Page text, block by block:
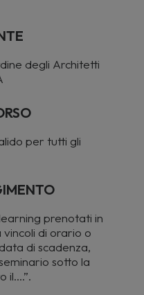
degli Architetti
per tutti gli
prenotati in
vincoli di orario o
di scadenza,
sotto la
il….”.